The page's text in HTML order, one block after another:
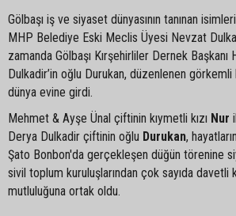
Gölbaşı iş ve siyaset dünyasının tanınan
MHP Belediye Eski Meclis Üyesi Nevzat
zamanda Gölbaşı Kırşehirliler Dernek Başkanı
Dulkadir’in oğlu Durukan, düzenlenen
dünya evine girdi.
Mehmet & Ayşe Ünal çiftinin kıymetli kızı Nur
Derya Dulkadir çiftinin oğlu Durukan,
Şato Bonbon'da gerçekleşen düğün törenine
sivil toplum kuruluşlarından çok sayıda davetli
mutluluğuna ortak oldu.